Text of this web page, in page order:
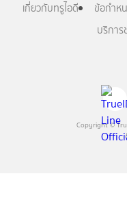
Copyright ©
เกี่ยวกับทรูไอดี ข้อกำห
บริการ